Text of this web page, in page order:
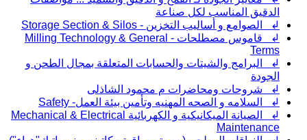
الدقيق المناسب لكل صناعة
↲ الصوامع و أساليب التخزين - Storage Section & Silos
↲ قاموس مصطلحات - Milling Technology & General
Terms
↲ البرامج والشيتات والحسابات المتعلقة بمجال الطحن و
الجودة
↲ شروحات ومحاضرات م محمود الشاذلى
↲ السلامه و الصحه المهنيه وتأمين بيئة العمل- Safety
↲ الصيانة الميكانيكية و الكهربائية Mechanical & Electrical
Maintenance